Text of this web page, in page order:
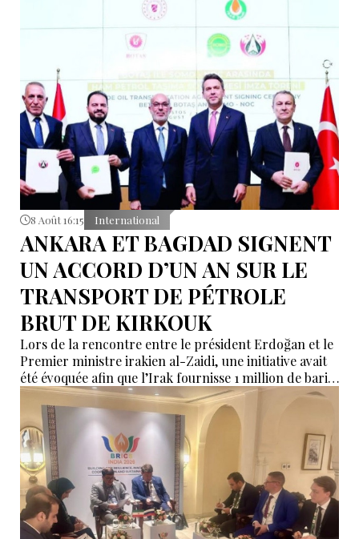
des décennies à construire.
8 Août 16:15 International
ANKARA ET BAGDAD SIGNENT
UN ACCORD D’UN AN SUR LE
TRANSPORT DE PÉTROLE
BRUT DE KIRKOUK
Lors de la rencontre entre le président Erdoğan et le
Premier ministre irakien al-Zaidi, une initiative avait
été évoquée afin que l’Irak fournisse 1 million de barils
de pétrole brut nécessaires aux raffineries turques.